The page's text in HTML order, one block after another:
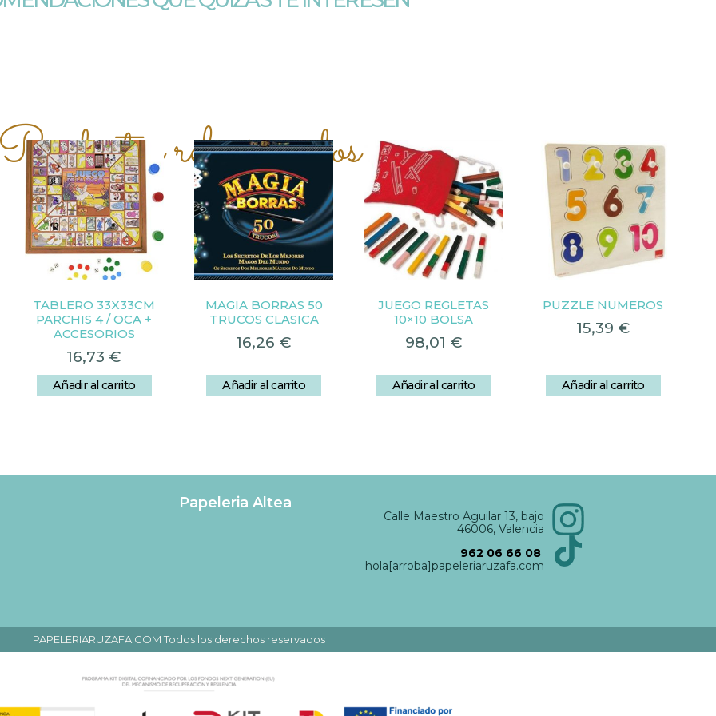
relacionados
TABLERO 33X33CM
PARCHIS 4 / OCA +
ACCESORIOS
16,73 €
Añadir al carrito
MAGIA BORRAS 50
TRUCOS CLASICA
16,26 €
Añadir al carrito
JUEGO REGLETAS
10×10 BOLSA
98,01 €
Añadir al carrito
PUZZLE NUMEROS
15,39 €
Añadir al carrito
Papeleria Altea
Calle Maestro Aguilar 13, bajo
46006, Valencia
962 06 66 08
hola[arroba]papeleriaruzafa.com
PAPELERIARUZAFA.COM Todos los derechos reservados